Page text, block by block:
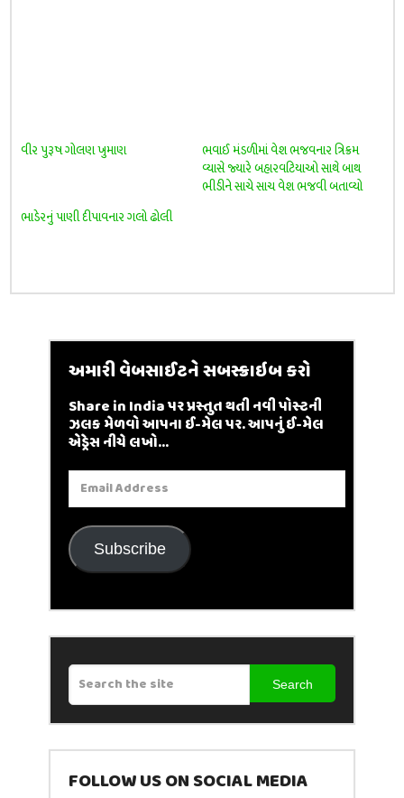
વીર પુરૂષ ગોલણ ખુમાણ
ભવાઈ મંડળીમાં વેશ ભજવનાર ત્રિક્રમ
વ્યાસે જ્યારે બહારવટિયાઓ સાથે બાથ
ભીડીને સાચે સાચ વેશ ભજવી બતાવ્યો
ભાડેરનું પાણી દીપાવનાર ગલો ઢોલી
અમારી વેબસાઈટને સબસ્ક્રાઇબ કરો
Share in India પર પ્રસ્તુત થતી નવી પોસ્ટની
ઝલક મેળવો આપના ઈ-મેલ પર. આપનું ઈ-મેલ
એડ્રેસ નીચે લખો...
Email
Address
Subscribe
Search
FOLLOW US ON SOCIAL MEDIA